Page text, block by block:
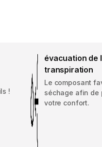
!
évacuation de
transpiration
Le composant
séchage afin de
votre confort.